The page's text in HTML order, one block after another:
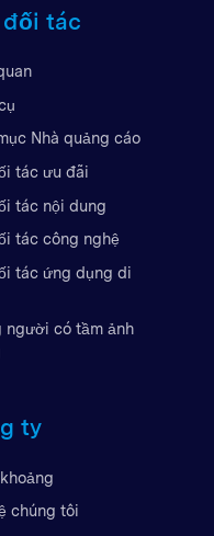
đối tác
Nhà quảng cáo
tác ưu đãi
tác nội dung
tác công nghệ
tác ứng dụng di
người có tầm ảnh
ty
chúng tôi